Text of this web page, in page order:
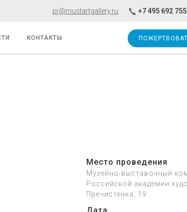
pr@mustartgallery.ru +7 495 692
КОНТАКТЫ
Место проведения
Музейно-выставочный
Российской академии
Пречистенка, 19